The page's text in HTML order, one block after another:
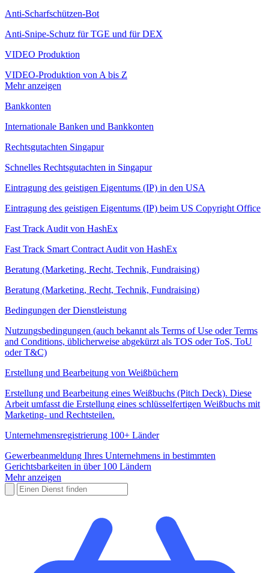
Anti-Scharfschützen-Bot
Anti-Snipe-Schutz für TGE und für DEX
VIDEO Produktion
VIDEO-Produktion von A bis Z
Mehr anzeigen
Bankkonten
Internationale Banken und Bankkonten
Rechtsgutachten Singapur
Schnelles Rechtsgutachten in Singapur
Eintragung des geistigen Eigentums (IP) in den USA
Eintragung des geistigen Eigentums (IP) beim US Copyright Office
Fast Track Audit von HashEx
Fast Track Smart Contract Audit von HashEx
Beratung (Marketing, Recht, Technik, Fundraising)
Beratung (Marketing, Recht, Technik, Fundraising)
Bedingungen der Dienstleistung
Nutzungsbedingungen (auch bekannt als Terms of Use oder Terms
and Conditions, üblicherweise abgekürzt als TOS oder ToS, ToU
oder T&C)
Erstellung und Bearbeitung von Weißbüchern
Erstellung und Bearbeitung eines Weißbuchs (Pitch Deck). Diese
Arbeit umfasst die Erstellung eines schlüsselfertigen Weißbuchs mit
Marketing- und Rechtsteilen.
Unternehmensregistrierung 100+ Länder
Gewerbeanmeldung Ihres Unternehmens in bestimmten
Gerichtsbarkeiten in über 100 Ländern
Mehr anzeigen